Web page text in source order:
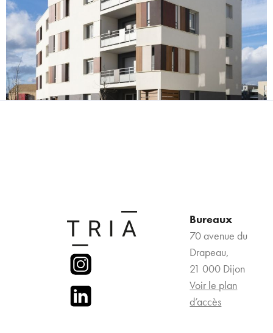
Bureaux
70 avenue du
Drapeau,
21 000 Dijon
Voir le plan
d’accès